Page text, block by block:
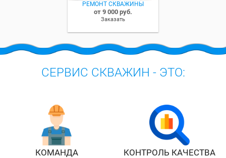
РЕМОНТ СКВАЖИНЫ
от 9 000 руб.
Заказать
СЕРВИС СКВАЖИН - ЭТО:
КОМАНДА
КОНТРОЛЬ КАЧЕСТВА